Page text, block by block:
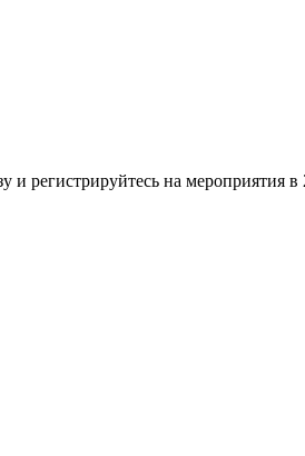
и регистрируйтесь на мероприятия в